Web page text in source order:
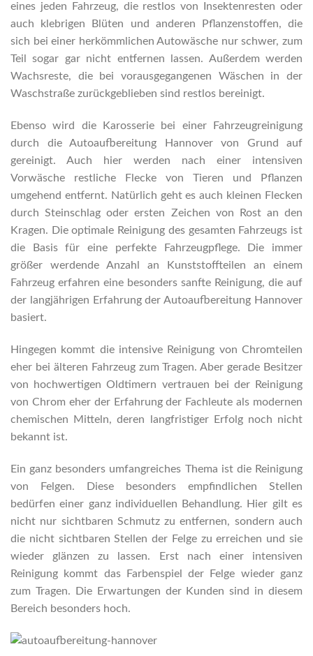
eines jeden Fahrzeug, die restlos von Insektenresten oder
auch klebrigen Blüten und anderen Pflanzenstoffen, die
sich bei einer herkömmlichen Autowäsche nur schwer, zum
Teil sogar gar nicht entfernen lassen. Außerdem werden
Wachsreste, die bei vorausgegangenen Wäschen in der
Waschstraße zurückgeblieben sind restlos bereinigt.
Ebenso wird die Karosserie bei einer Fahrzeugreinigung
durch die Autoaufbereitung Hannover von Grund auf
gereinigt. Auch hier werden nach einer intensiven
Vorwäsche restliche Flecke von Tieren und Pflanzen
umgehend entfernt. Natürlich geht es auch kleinen Flecken
durch Steinschlag oder ersten Zeichen von Rost an den
Kragen. Die optimale Reinigung des gesamten Fahrzeugs ist
die Basis für eine perfekte Fahrzeugpflege. Die immer
größer werdende Anzahl an Kunststoffteilen an einem
Fahrzeug erfahren eine besonders sanfte Reinigung, die auf
der langjährigen Erfahrung der Autoaufbereitung Hannover
basiert.
Hingegen kommt die intensive Reinigung von Chromteilen
eher bei älteren Fahrzeug zum Tragen. Aber gerade Besitzer
von hochwertigen Oldtimern vertrauen bei der Reinigung
von Chrom eher der Erfahrung der Fachleute als modernen
chemischen Mitteln, deren langfristiger Erfolg noch nicht
bekannt ist.
Ein ganz besonders umfangreiches Thema ist die Reinigung
von Felgen. Diese besonders empfindlichen Stellen
bedürfen einer ganz individuellen Behandlung. Hier gilt es
nicht nur sichtbaren Schmutz zu entfernen, sondern auch
die nicht sichtbaren Stellen der Felge zu erreichen und sie
wieder glänzen zu lassen. Erst nach einer intensiven
Reinigung kommt das Farbenspiel der Felge wieder ganz
zum Tragen. Die Erwartungen der Kunden sind in diesem
Bereich besonders hoch.